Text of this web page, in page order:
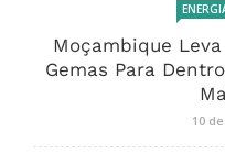
Moçambique
Gemas Para
10